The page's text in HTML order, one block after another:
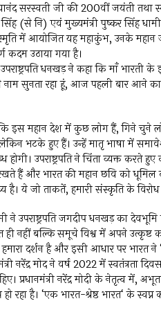
सरस्वती जी की 200वीं जयंती
(से नि) एवं मुख्यमंत्री पुष्कर सिंह धामी
में आयोजित यह महाकुंभ, उनके महान
कदम उठाया गया है।
धनखड़ ने कहा कि माँ
से नाम सुनता रहा हूं, आज पहली बार
कि इस महान देश में कुछ लोग हैं, गिने चुने
भटके हुए हैं। उन्हें मातृ भाषा में
होगी। उपराष्ट्रपति ने चिंता व्यक्त
हैं और भारत की महान छवि को धूमिल
है। ये जो ताकतें, हमारी संस्कृति के विरोध
ने उपराष्ट्रपति जगदीप धनखड़ का
ही नहीं बल्कि समूचे विश्व में अपने
दर्शन है और इसी आधार पर भारत
नरेंद्र मोद ने वर्ष 2022 में स्वतंत्रता
प्रधानमंत्री नरेंद्र मोदी के नेतृत्व
हो रहा है। ‘एक भारत-श्रेष्ठ भारत‘ के